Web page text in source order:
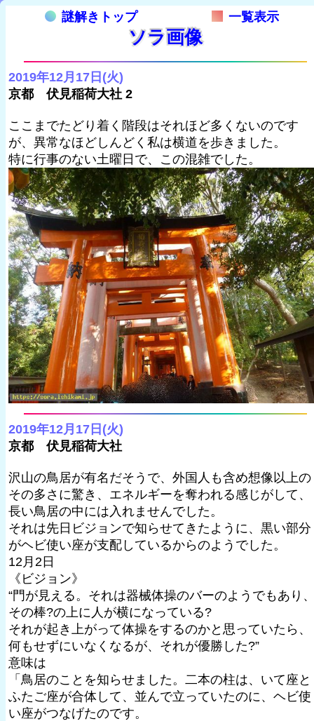
謎解きトップ 一覧表示
ソラ画像
2019年12月17日(火)
京都 伏見稲荷大社 2
ここまでたどり着く階段はそれほど多くないのです
が、異常なほどしんどく私は横道を歩きました。
特に行事のない土曜日で、この混雑でした。
2019年12月17日(火)
京都 伏見稲荷大社
沢山の鳥居が有名だそうで、外国人も含め想像以上の
その多さに驚き、エネルギーを奪われる感じがして、
長い鳥居の中には入れませんでした。
それは先日ビジョンで知らせてきたように、黒い部分
がヘビ使い座が支配しているからのようでした。
12月2日
《ビジョン》
“門が見える。それは器械体操のバーのようでもあり
その棒?の上に人が横になっている?
それが起き上がって体操をするのかと思っていたら、
何もせずにいなくなるが、それが優勝した?”
意味は
「鳥居のことを知らせました。二本の柱は、いて座と
ふたご座が合体して、並んで立っていたのに、ヘビ使
い座がつなげたのです。